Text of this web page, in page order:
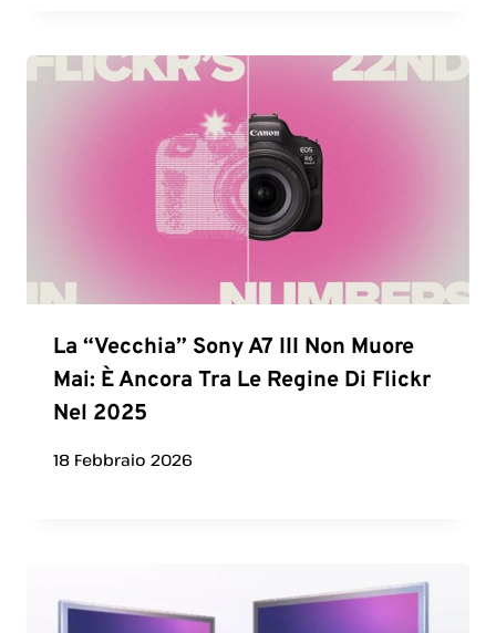
La “vecchia” Sony A7 III Non Muore
Mai: È Ancora Tra Le Regine Di Flickr
Nel 2025
18 Febbraio 2026